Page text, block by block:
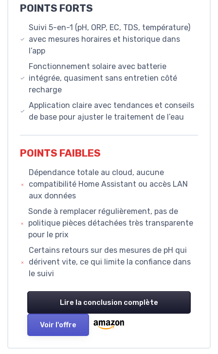
POINTS FORTS
Suivi 5-en-1 (pH, ORP, EC, TDS, température)
avec mesures horaires et historique dans
l’app
Fonctionnement solaire avec batterie
intégrée, quasiment sans entretien côté
recharge
Application claire avec tendances et conseils
de base pour ajuster le traitement de l’eau
POINTS FAIBLES
Dépendance totale au cloud, aucune
compatibilité Home Assistant ou accès LAN
aux données
Sonde à remplacer régulièrement, pas de
politique pièces détachées très transparente
pour le prix
Certains retours sur des mesures de pH qui
dérivent vite, ce qui limite la confiance dans
le suivi
Lire la conclusion complète
Voir l'offre